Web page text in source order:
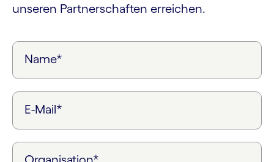
unseren Partnerschaften erreichen.
Name*
E-Mail*